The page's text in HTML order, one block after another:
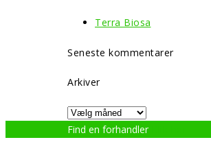
Terra Biosa
Seneste kommentarer
Arkiver
Arkiver
Find en forhandler